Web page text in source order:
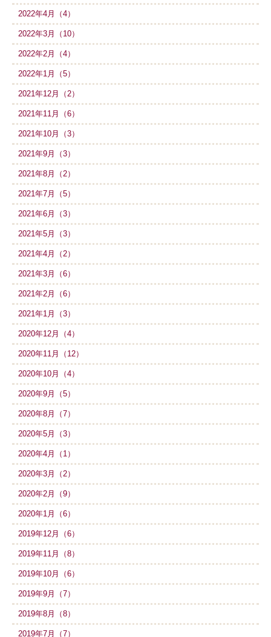
2022年4月（4）
2022年3月（10）
2022年2月（4）
2022年1月（5）
2021年12月（2）
2021年11月（6）
2021年10月（3）
2021年9月（3）
2021年8月（2）
2021年7月（5）
2021年6月（3）
2021年5月（3）
2021年4月（2）
2021年3月（6）
2021年2月（6）
2021年1月（3）
2020年12月（4）
2020年11月（12）
2020年10月（4）
2020年9月（5）
2020年8月（7）
2020年5月（3）
2020年4月（1）
2020年3月（2）
2020年2月（9）
2020年1月（6）
2019年12月（6）
2019年11月（8）
2019年10月（6）
2019年9月（7）
2019年8月（8）
2019年7月（7）